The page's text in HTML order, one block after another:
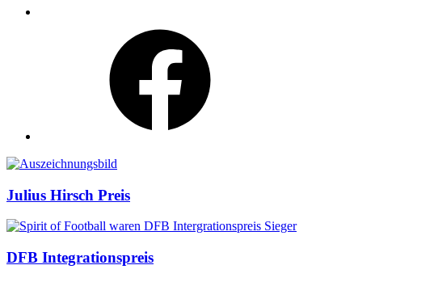
Auszeichnungen
Julius Hirsch Preis
DFB Integrationspreis